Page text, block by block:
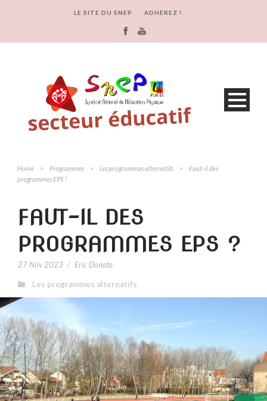
LE SITE DU SNEP ADHÉREZ !
Home > Programmes > Les programmes alternatifs >
Faut-il des
programmes EPS ?
FAUT-IL DES
PROGRAMMES EPS ?
27 Nov 2023 / Eric Donate
Les programmes alternatifs